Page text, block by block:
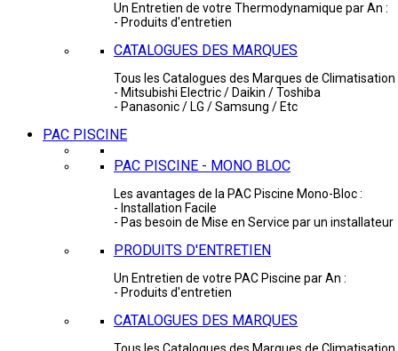
Un Entretien de votre Thermodynamique par An :
- Produits d'entretien
CATALOGUES DES MARQUES
Tous les Catalogues des Marques de Climatisation
- Mitsubishi Electric / Daikin / Toshiba
- Panasonic / LG / Samsung / Etc
PAC PISCINE
PAC PISCINE - MONO BLOC
Les avantages de la PAC Piscine Mono-Bloc :
- Installation Facile
- Pas besoin de Mise en Service par un installateur
PRODUITS D'ENTRETIEN
Un Entretien de votre PAC Piscine par An :
- Produits d'entretien
CATALOGUES DES MARQUES